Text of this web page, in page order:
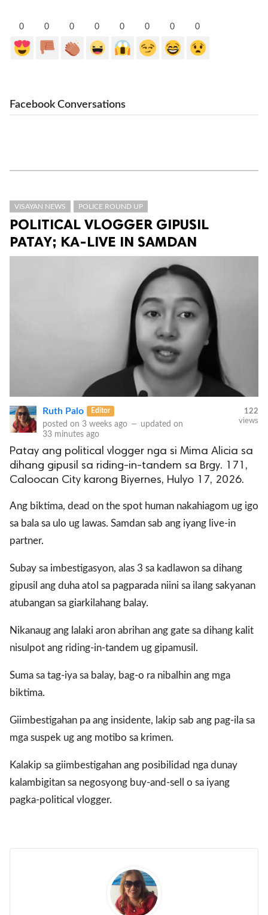
0 0 0 0 0 0 0 0
Facebook Conversations
VISAYAN NEWS POLICE ROUND UP
POLITICAL VLOGGER GIPUSIL
PATAY; KA-LIVE IN SAMDAN
Ruth Palo Editor
posted on 3 weeks ago — updated on
33 minutes ago
122
views
Patay ang political vlogger nga si Mima Alicia sa
dihang gipusil sa riding-in-tandem sa Brgy. 171,
Caloocan City karong Biyernes, Hulyo 17, 2026.
Ang biktima, dead on the spot human nakahiagom ug igo
sa bala sa ulo ug lawas. Samdan sab ang iyang live-in
partner.
Subay sa imbestigasyon, alas 3 sa kadlawon sa dihang
gipusil ang duha atol sa pagparada niini sa ilang sakyanan
atubangan sa giarkilahang balay.
Nikanaug ang lalaki aron abrihan ang gate sa dihang kalit
nisulpot ang riding-in-tandem ug gipamusil.
Suma sa tag-iya sa balay, bag-o ra nibalhin ang mga
biktima.
Giimbestigahan pa ang insidente, lakip sab ang pag-ila sa
mga suspek ug ang motibo sa krimen.
Kalakip sa giimbestigahan ang posibilidad nga dunay
kalambigitan sa negosyong buy-and-sell o sa iyang
pagka-political vlogger.